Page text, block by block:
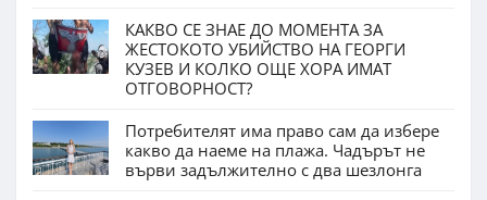
КАКВО СЕ ЗНАЕ ДО МОМЕНТА ЗА
ЖЕСТОКОТО УБИЙСТВО НА ГЕОРГИ
КУЗЕВ И КОЛКО ОЩЕ ХОРА ИМАТ
ОТГОВОРНОСТ?
Потребителят има право сам да избере
какво да наеме на плажа. Чадърът не
върви задължително с два шезлонга